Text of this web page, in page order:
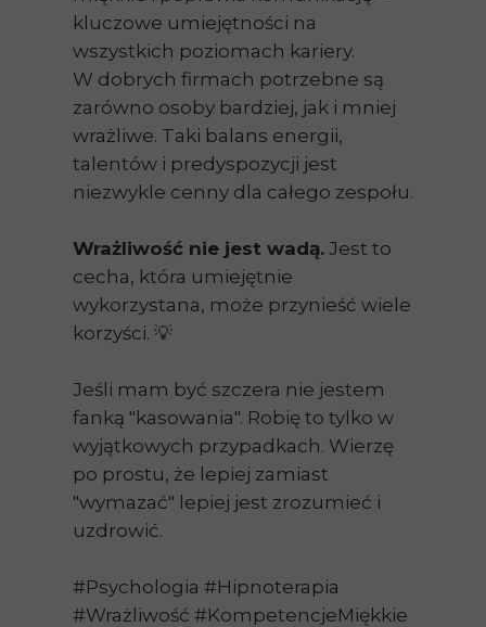
kluczowe umiejętności na
wszystkich poziomach kariery.
W dobrych firmach potrzebne są
zarówno osoby bardziej, jak i mniej
wrażliwe. Taki balans energii,
talentów i predyspozycji jest
niezwykle cenny dla całego zespołu.
Wrażliwość nie jest wadą. Jest to
cecha, która umiejętnie
wykorzystana, może przynieść wiele
korzyści. 💡
Jeśli mam być szczera nie jestem
fanką "kasowania". Robię to tylko w
wyjątkowych przypadkach. Wierzę
po prostu, że lepiej zamiast
"wymazać" lepiej jest zrozumieć i
uzdrowić.
#Psychologia #Hipnoterapia
#Wrażliwość #KompetencjeMiękkie